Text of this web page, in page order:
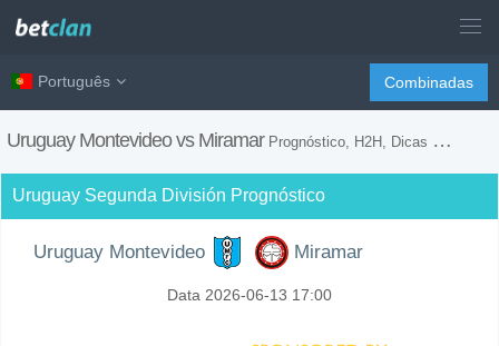
Português Combinadas
Uruguay Montevideo vs Miramar Prognóstico, H2H, Dicas de Apostas e Previsão do Jogo
Uruguay Segunda División Prognóstico
Uruguay Montevideo Miramar
Data 2026-06-13 17:00